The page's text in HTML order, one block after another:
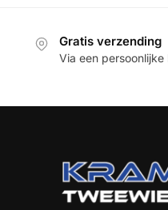
Gratis verzending
Via een